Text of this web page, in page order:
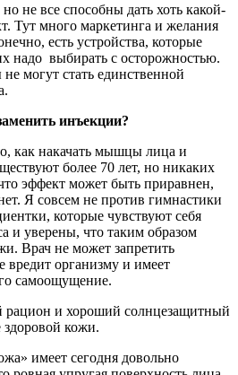
не все способны дать хоть какой-
Тут много маркетинга и желания
есть устройства, которые
надо выбирать с осторожностью.
могут стать единственной
инъекции?
как накачать мышцы лица и
более 70 лет, но никаких
эффект может быть приравнен,
Я совсем не против гимнастики
которые чувствуют себя
и уверены, что таким образом
Врач не может запретить
вредит организму и имеет
самоощущение.
рацион и хороший солнцезащитный
кожи.
имеет сегодня довольно